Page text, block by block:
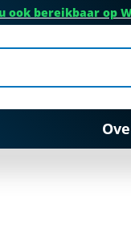
ook bereikbaar op